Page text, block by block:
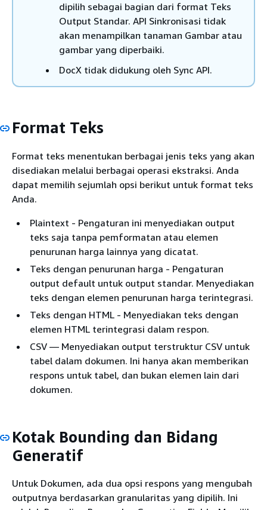
dipilih sebagai bagian dari format Teks
Output Standar. API Sinkronisasi tidak
akan menampilkan tanaman Gambar atau
gambar yang diperbaiki.
DocX tidak didukung oleh Sync API.
Format Teks
Format teks menentukan berbagai jenis teks yang akan
disediakan melalui berbagai operasi ekstraksi. Anda
dapat memilih sejumlah opsi berikut untuk format teks
Anda.
Plaintext - Pengaturan ini menyediakan output
teks saja tanpa pemformatan atau elemen
penurunan harga lainnya yang dicatat.
Teks dengan penurunan harga - Pengaturan
output default untuk output standar. Menyediakan
teks dengan elemen penurunan harga terintegrasi.
Teks dengan HTML - Menyediakan teks dengan
elemen HTML terintegrasi dalam respon.
CSV — Menyediakan output terstruktur CSV untuk
tabel dalam dokumen. Ini hanya akan memberikan
respons untuk tabel, dan bukan elemen lain dari
dokumen.
Kotak Bounding dan Bidang
Generatif
Untuk Dokumen, ada dua opsi respons yang mengubah
outputnya berdasarkan granularitas yang dipilih. Ini